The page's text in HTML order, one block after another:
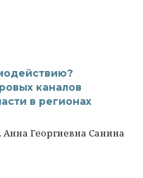
каналов
в регионах
Георгиевна Санина